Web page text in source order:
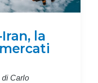
la
di Carlo